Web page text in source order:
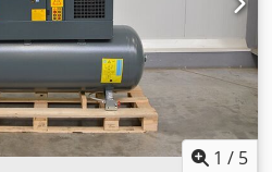
1 / 5